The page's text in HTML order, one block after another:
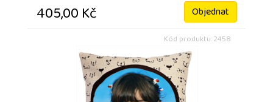
405,00 Kč Objednat
Kód produktu: 2458